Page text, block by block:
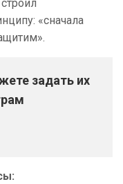
«сначала
задать их